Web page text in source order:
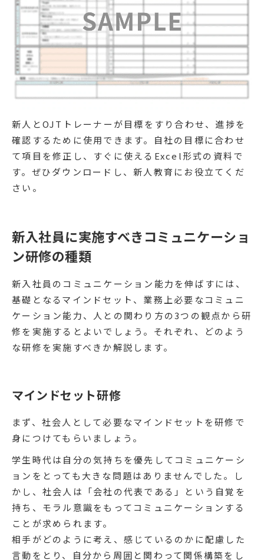
新人とOJTトレーナーが目標をすり合わせ、進捗を
確認するために使用できます。自社の目標に合わせ
て項目を修正し、すぐに使えるExcel形式の資料で
す。ぜひダウンロードし、新人教育にお役立てくだ
さい。
新入社員に実施すべきコミュニケーショ
ン研修の種類
新入社員のコミュニケーション能力を伸ばすには、
基礎となるマインドセット、業務上必要なコミュニ
ケーション能力、人との関わり方の3つの観点から研
修を実施するとよいでしょう。それぞれ、どのよう
な研修を実施すべきか解説します。
マインドセット研修
まず、社会人として必要なマインドセットを研修で
身につけてもらいましょう。
学生時代は自分の気持ちを優先してコミュニケーシ
ョンをとっても大きな問題はありませんでした。し
かし、社会人は「会社の代表である」という自覚を
持ち、モラル意識をもってコミュニケーションする
ことが求められます。
相手がどのように考え、感じているのかに配慮した
言動をとり、自分から周囲と関わって関係構築をし